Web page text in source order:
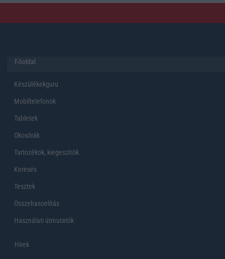
Főoldal
Készülékekguru
Mobiltelefonok
Tabletek
Okosórák
Tartozékok, kiegeszítők
Keresés
Tesztek
Összehasonlítás
Használati útmutatók
Hirek